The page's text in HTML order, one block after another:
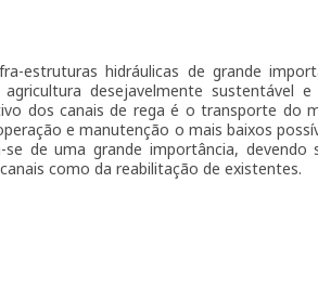
estruturas hidráulicas de grande
desejavelmente sustentável
dos canais de rega é o transporte do
e manutenção o mais baixos
de uma grande importância, devendo
como da reabilitação de existentes.